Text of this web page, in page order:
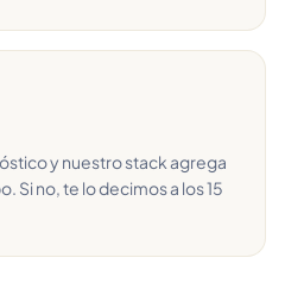
y nuestro stack agrega
Si no, te lo decimos a los 15